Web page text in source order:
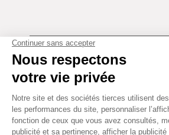
Tous droits réservés © Autobacs
Mentions légales RGPD
Cookies CGV